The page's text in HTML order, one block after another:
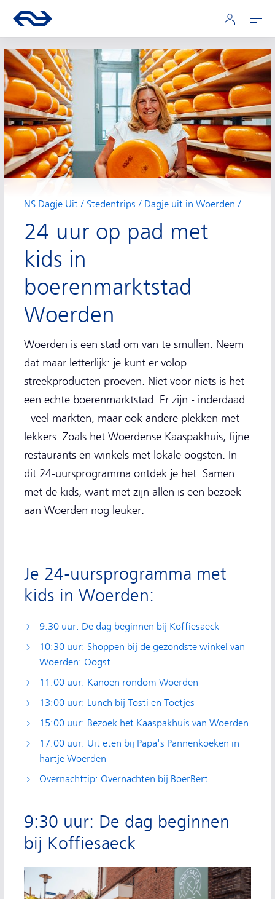
Hoofdnavigatie
Ga naar de homepage van ns.nl Mijn NS
Openen
NS Dagje Uit Stedentrips Dagje uit in Woerden
24 uur op pad met
kids in
boerenmarktstad
Woerden
Woerden is een stad om van te smullen. Neem
dat maar letterlijk: je kunt er volop
streekproducten proeven. Niet voor niets is het
een echte boerenmarktstad. Er zijn - inderdaad
- veel markten, maar ook andere plekken met
lekkers. Zoals het Woerdense Kaaspakhuis, fijne
restaurants en winkels met lokale oogsten. In
dit 24-uursprogramma ontdek je het. Samen
met de kids, want met zijn allen is een bezoek
aan Woerden nog leuker.
Je 24-uursprogramma met
kids in Woerden:
9:30 uur: De dag beginnen bij Koffiesaeck
10:30 uur: Shoppen bij de gezondste winkel van
Woerden: Oogst
11:00 uur: Kanoën rondom Woerden
13:00 uur: Lunch bij Tosti en Toetjes
15:00 uur: Bezoek het Kaaspakhuis van Woerden
17:00 uur: Uit eten bij Papa's Pannenkoeken in
hartje Woerden
Overnachttip: Overnachten bij BoerBert
9:30 uur: De dag beginnen
bij Koffiesaeck